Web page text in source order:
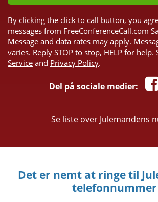
By clicking the click to call button, you
messages from FreeConferenceCall.com
Message and data rates may apply.
varies. Reply STOP to stop, HELP for help.
Service and Privacy Policy.
Del på sociale medier:
Se liste over Julemandens
Det er nemt at ringe til
telefonnummer